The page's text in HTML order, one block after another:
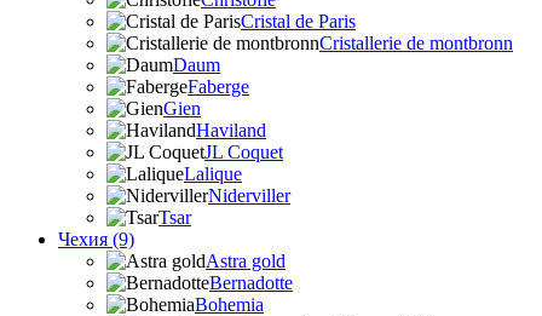
Cristal de Paris
Cristallerie de montbronn
Daum
Faberge
Gien
Haviland
JL Coquet
Lalique
Niderviller
Tsar
Чехия (9)
Astra gold
Bernadotte
Bohemia